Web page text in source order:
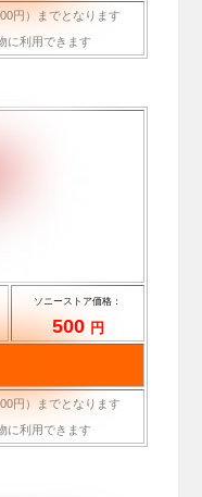
円）までとなります
に利用できます
ソニーストア価格：
500 円
円）までとなります
に利用できます